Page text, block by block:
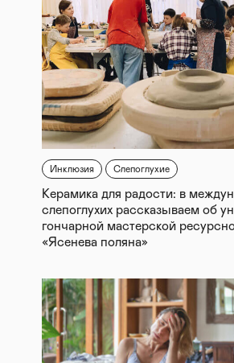
Инклюзия Слепоглухие
Керамика для радости: в
слепоглухих рассказываем об
гончарной мастерской
«Ясенева поляна»